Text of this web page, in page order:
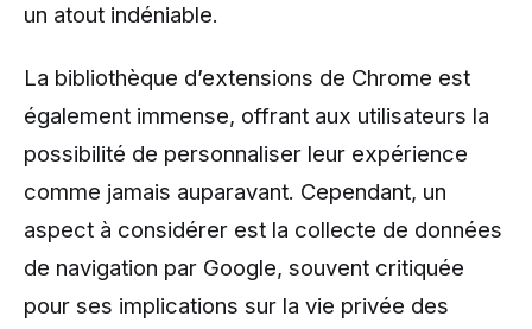
un atout indéniable.
La bibliothèque d’extensions de Chrome est
également immense, offrant aux utilisateurs la
possibilité de personnaliser leur expérience
comme jamais auparavant. Cependant, un
aspect à considérer est la collecte de données
de navigation par Google, souvent critiquée
pour ses implications sur la vie privée des